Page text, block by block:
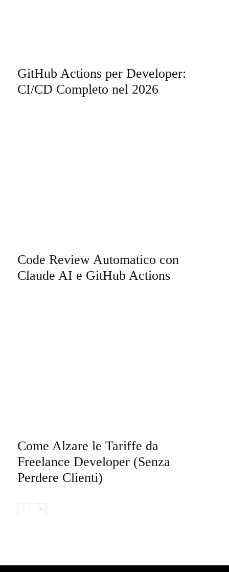
GitHub Actions per Developer:
CI/CD Completo nel 2026
Code Review Automatico con
Claude AI e GitHub Actions
Come Alzare le Tariffe da
Freelance Developer (Senza
Perdere Clienti)